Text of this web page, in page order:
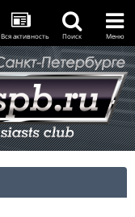
Вся активность Поиск Меню